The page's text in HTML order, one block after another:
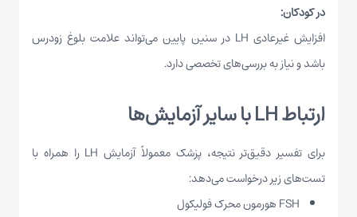
در کودکان:
افزایش غیرعادی LH در سنین پایین می‌تواند علامت بلوغ زودرس
باشد و نیاز به بررسی‌های تخصصی دارد.
ارتباط LH با سایر آزمایش‌ها
برای تفسیر دقیق‌تر نتیجه، پزشک معمولاً آزمایش LH را همراه با
تست‌های زیر درخواست می‌دهد:
FSH هورمون محرک فولیکول